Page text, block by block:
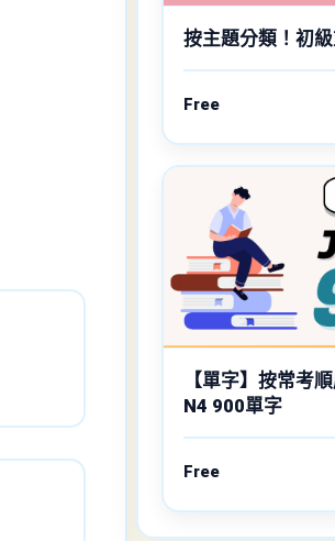
按主題分類！初
Free
【單字】按常考
N4 900單字
Free